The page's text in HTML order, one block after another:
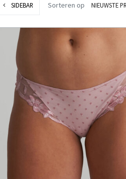
SIDEBAR Sorteren op NIEUWSTE